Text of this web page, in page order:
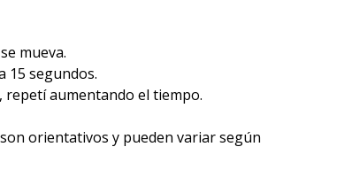
mueva.
15 segundos.
repetí aumentando el tiempo.
orientativos y pueden variar según